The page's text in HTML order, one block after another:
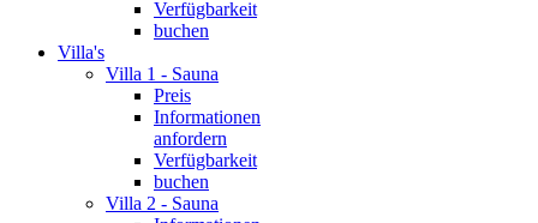
Verfügbarkeit
buchen
Villa's
Villa 1 - Sauna
Preis
Informationen
anfordern
Verfügbarkeit
buchen
Villa 2 - Sauna